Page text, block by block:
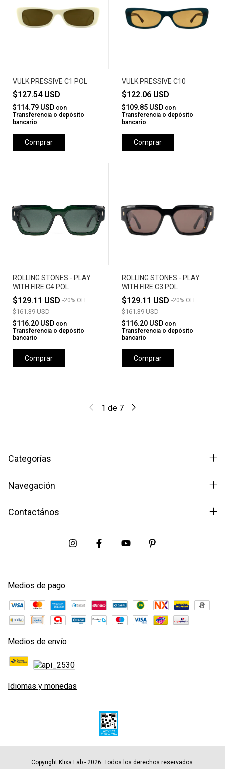
VULK PRESSIVE C1 POL
$127.54 USD
$114.79 USD con
Transferencia o depósito
bancario
Comprar
VULK PRESSIVE C10
$122.06 USD
$109.85 USD con
Transferencia o depósito
bancario
Comprar
ROLLING STONES - PLAY
WITH FIRE C4 POL
$129.11 USD -20% OFF
$161.39 USD
$116.20 USD con
Transferencia o depósito
bancario
Comprar
ROLLING STONES - PLAY
WITH FIRE C3 POL
$129.11 USD -20% OFF
$161.39 USD
$116.20 USD con
Transferencia o depósito
bancario
Comprar
1 de 7
Categorías
Navegación
Contactános
Medios de pago
Medios de envío
Idiomas y monedas
Copyright Klixa Lab - 2026. Todos los derechos reservados.